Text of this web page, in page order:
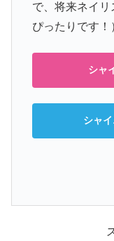
で、将来ネイ
ぴったりです！
シャ
シャ